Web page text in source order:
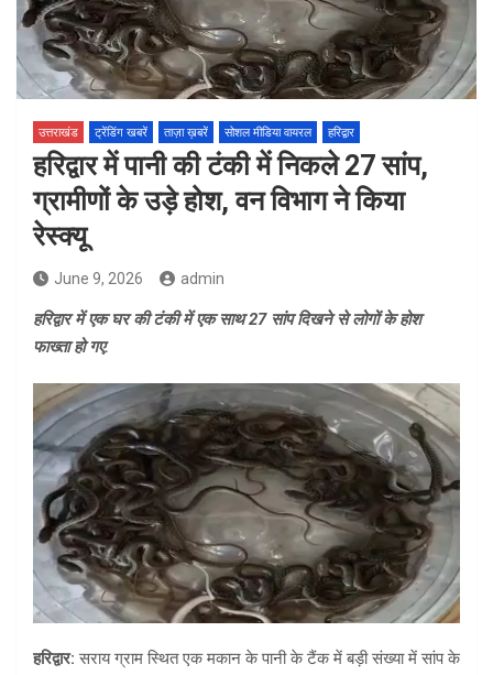
उत्तराखंड ट्रेंडिंग खबरें ताज़ा ख़बरें सोशल मीडिया वायरल हरिद्वार
हरिद्वार में पानी की टंकी में निकले 27 सांप,
ग्रामीणों के उड़े होश, वन विभाग ने किया
रेस्क्यू
June 9, 2026 admin
हरिद्वार में एक घर की टंकी में एक साथ 27 सांप दिखने से लोगों के होश
फाख्ता हो गए.
हरिद्वार:सराय ग्राम स्थित एक मकान के पानी के टैंक में बड़ी संख्या में सांप के